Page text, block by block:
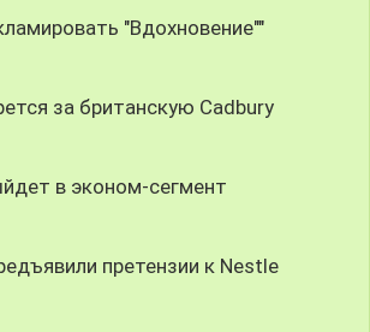
"Вдохновение""
за британскую Cadbury
в эконом-сегмент
претензии к Nestle